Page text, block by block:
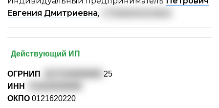
Евгения Дмитриевна,
Действующий ИП
ОГРНИП
25
ИНН
ОКПО 0121620220